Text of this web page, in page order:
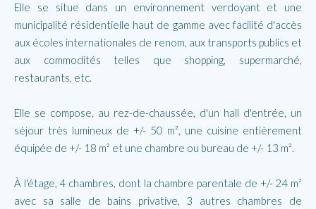
Elle se situe dans un environnement verdoyant et une
municipalité résidentielle haut de gamme avec facilité d'accès
aux écoles internationales de renom, aux transports publics et
aux commodités telles que shopping, supermarché,
restaurants, etc.
Elle se compose, au rez-de-chaussée, d'un hall d'entrée, un
séjour très lumineux de +/- 50 m², une cuisine entièrement
équipée de +/- 18 m² et une chambre ou bureau de +/- 13 m².
À l'étage, 4 chambres, dont la chambre parentale de +/- 24 m²
avec sa salle de bains privative, 3 autres chambres de